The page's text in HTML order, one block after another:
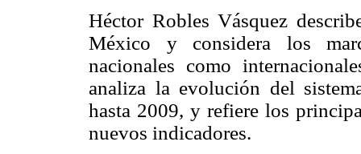
Héctor Robles Vásquez
México y considera los
nacionales como
analiza la evolución del
hasta 2009, y refiere los
nuevos indicadores.